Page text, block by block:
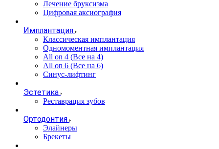
Лечение бруксизма
Цифровая аксиография
Имплантация
Классическая имплантация
Одномоментная имплантация
All on 4 (Все на 4)
All on 6 (Все на 6)
Синус-лифтинг
Эстетика
Реставрация зубов
Ортодонтия
Элайнеры
Брекеты